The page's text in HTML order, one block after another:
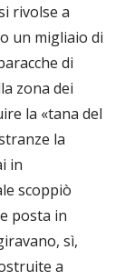
rivolse a
un migliaio di
di
zona dei
la «tana del
la
in
scoppiò
posta in
sì,
a